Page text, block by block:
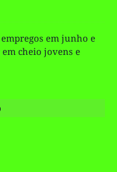
em junho e
cheio jovens e